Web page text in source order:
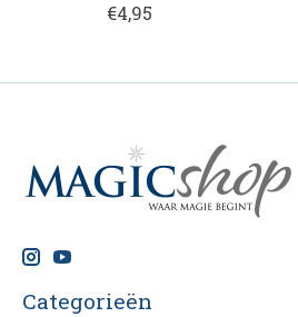
€4,95
Categorieën